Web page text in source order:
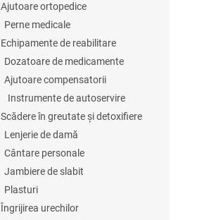
Ajutoare ortopedice
Perne medicale
Echipamente de reabilitare
Dozatoare de medicamente
Ajutoare compensatorii
Instrumente de autoservire
Scădere în greutate și detoxifiere
Lenjerie de damă
Cântare personale
Jambiere de slabit
Plasturi
Îngrijirea urechilor